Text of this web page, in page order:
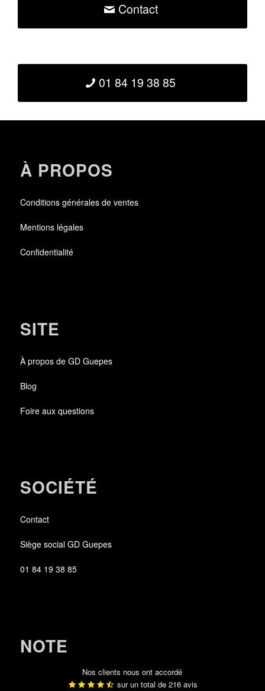
Contact
01 84 19 38 85
À PROPOS
Conditions générales de ventes
Mentions légales
Confidentialité
SITE
À propos de GD Guepes
Blog
Foire aux questions
SOCIÉTÉ
Contact
Siège social GD Guepes
01 84 19 38 85
NOTE
Nos clients nous ont accordé
sur un total de 216avis